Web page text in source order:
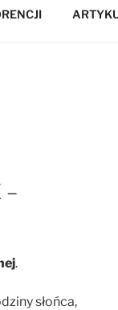
–
.
słońca,